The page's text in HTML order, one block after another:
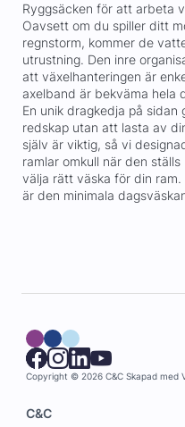
Ryggsäcken för att arbeta
Oavsett om du spiller ditt
regnstorm, kommer de
utrustning. Den inre
att växelhanteringen är
axelband är bekväma hela
En unik dragkedja på
redskap utan att lasta av
själv är viktig, så vi
ramlar omkull när den
välja rätt väska för din
är den minimala
Copyright © 2026 C&C Skapad med
C&C